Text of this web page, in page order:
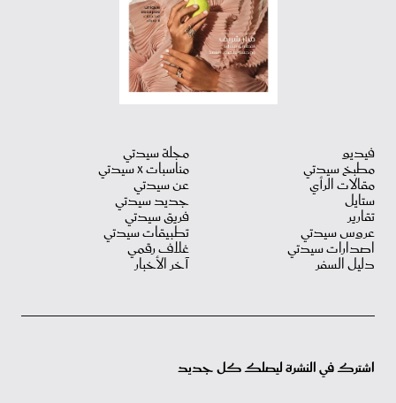
فيديو
مطبخ سيدتي
مقالات الرأي
ستايل
تقارير
عروس سيدتي
اصدارات سيدتي
دليل السفر
مجلة سيدتي
مناسبات X سيدتي
عن سيدتي
جديد سيدتي
فريق سيدتي
تطبيقات سيدتي
غلاف رقمي
آخر الأخبار
اشترك في النشرة ليصلك كل جديد